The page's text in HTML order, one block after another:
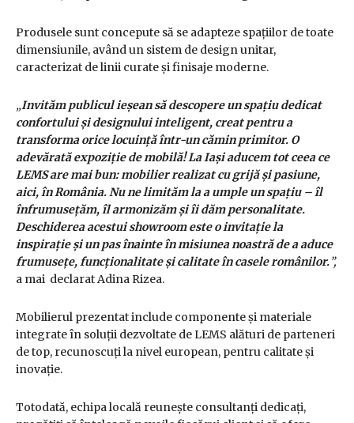
Produsele sunt concepute să se adapteze spațiilor de toate
dimensiunile, având un sistem de design unitar,
caracterizat de linii curate și finisaje moderne.
„Invităm publicul ieșean să descopere un spațiu dedicat
confortului și designului inteligent, creat pentru a
transforma orice locuință într-un cămin primitor. O
adevărată expoziție de mobilă!La Iași aducem tot ceea ce
LEMS are mai bun: mobilier realizat cu grijă și pasiune,
aici, în România. Nu ne limităm la a umple un spațiu – îl
înfrumusețăm, îl armonizăm și îi dăm personalitate.
Deschiderea acestui showroom este o invitație la
inspirație și un pas înainte în misiunea noastră de a aduce
frumusețe, funcționalitate și calitate în casele românilor.”,
a mai declarat Adina Rizea.
Mobilierul prezentat include componente și materiale
integrate în soluții dezvoltate de LEMS alături de parteneri
de top, recunoscuți la nivel european, pentru calitate și
inovație.
Totodată, echipa locală reunește consultanți dedicați,